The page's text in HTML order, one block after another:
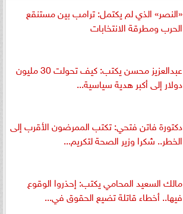
«النصر» الذي لم يكتمل: ترامب بين مستنقع
الحرب ومطرقة الانتخابات
عبدالعزيز محسن يكتب: كيف تحولت 30 مليون
دولار إلى أكبر هدية سياسية...
دكتورة فاتن فتحي: تكتب الممرضون الأقرب إلى
الخطر.. شكرا وزير الصحة لتكريم...
مالك السعيد المحامي يكتب: إحذروا الوقوع
فيها.. أخطاء قاتلة تضيع الحقوق في...